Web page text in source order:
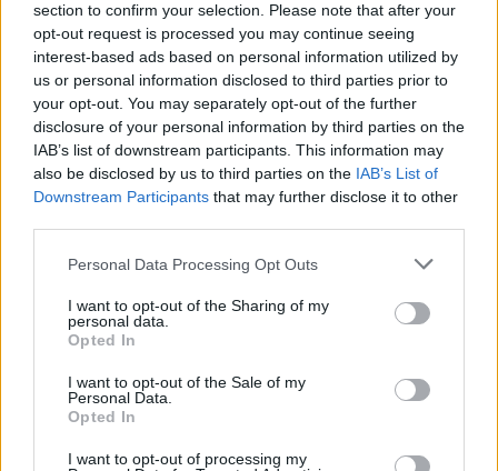
section to confirm your selection. Please note that after your
opt-out request is processed you may continue seeing
interest-based ads based on personal information utilized by
us or personal information disclosed to third parties prior to
your opt-out. You may separately opt-out of the further
disclosure of your personal information by third parties on the
IAB’s list of downstream participants. This information may
also be disclosed by us to third parties on the IAB’s List of
Downstream Participants that may further disclose it to other
Personal Data Processing Opt Outs
I want to opt-out of the Sharing of my
personal data.
Opted In
I want to opt-out of the Sale of my
Personal Data.
Opted In
I want to opt-out of processing my
Η ίδια βρέθηκε πριν από λίγους μήνες
καλεσμένη σε εκπομπή της ΕΡΤ και είπε για
τον σύζυγό της:
“Είναι δεύτερη ευκαιρία. Βλέπω τον
δεύτερο γάμο μου σαν δεύτερη ευκαιρία
γιατί όταν περάσεις από καταστάσεις οι
οποίες όντως είναι πολύ σκληρές, είναι
δύσκολες, δεν μπορείς εύκολα να τις
ταξινομήσεις και αντιλαμβάνεσαι ότι κάτι
ευκαιρία”, δήλωσε χαρακτηριστικά.
“Ο Παντελής είναι ένας άνθρωπος που, η